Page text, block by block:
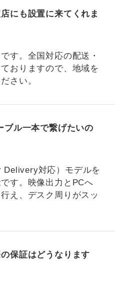
にも設置に来てくれま
す。全国対応の配送・
おりますので、地域を
さい。
ブル一本で繋げたいの
Delivery対応）モデルを
す。映像出力とPCへ
え、デスク周りがスッ
保証はどうなります